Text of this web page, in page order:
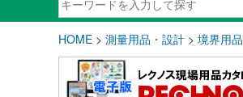
HOME > 測量用品・設計 > 境界用品